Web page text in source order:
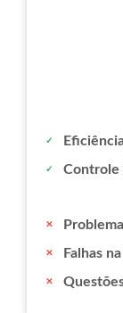
Controle
Falhas